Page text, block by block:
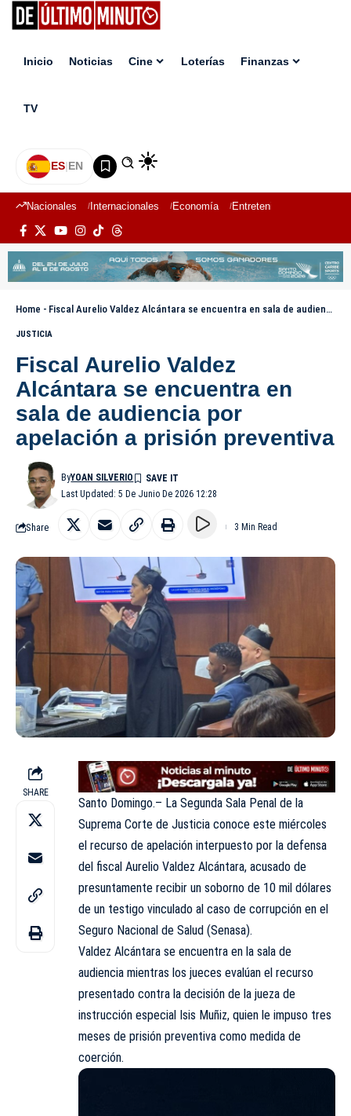
Inicio Noticias Cine Loterías Finanzas
TV
ES|EN
Nacionales Internacionales Economía Entretenimiento
Home - Fiscal Aurelio Valdez Alcántara se encuentra en sala de audiencia por apelación a prisión preventiva
JUSTICIA
Fiscal Aurelio Valdez
Alcántara se encuentra en
sala de audiencia por
apelación a prisión preventiva
Last Updated: 5 De Junio De 2026 12:28
ByYOAN SILVERIO
Share 3 Min Read
SHARE
Santo Domingo.– La Segunda Sala Penal de la
Suprema Corte de Justicia conoce este miércoles
el recurso de apelación interpuesto por la defensa
del fiscal Aurelio Valdez Alcántara, acusado de
presuntamente recibir un soborno de 10 mil dólares
de un testigo vinculado al caso de corrupción en el
Seguro Nacional de Salud (Senasa).
Valdez Alcántara se encuentra en la sala de
audiencia mientras los jueces evalúan el recurso
presentado contra la decisión de la jueza de
instrucción especial Isis Muñiz, quien le impuso tres
meses de prisión preventiva como medida de
coerción.